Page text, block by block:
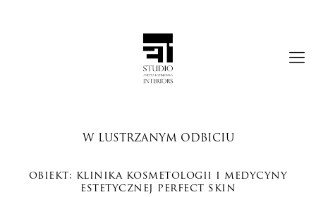
W LUSTRZANYM ODBICIU
obiekt: klinika kosmetologii i medycyny
estetycznej perfect skin